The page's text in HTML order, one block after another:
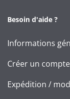
Besoin d'aide ?
Informations
Créer un compte
Expédition /